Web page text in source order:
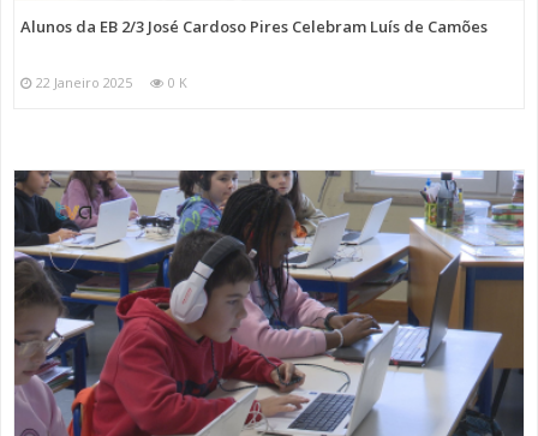
Alunos da EB 2/3 José Cardoso Pires Celebram Luís de Camões
22 Janeiro 2025 0 K